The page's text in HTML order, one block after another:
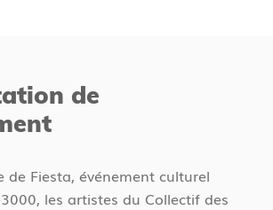
de
de Fiesta, événement culturel
les artistes du Collectif des